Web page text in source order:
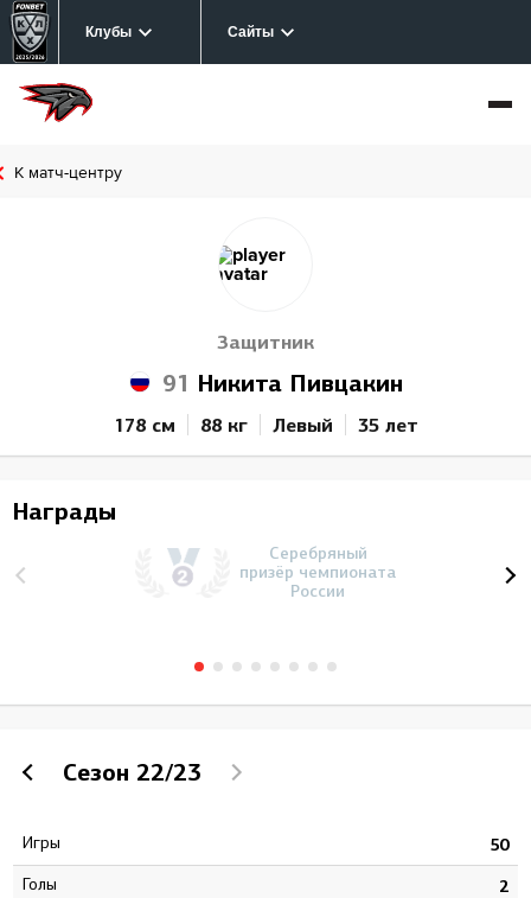
Клубы Сайты
К матч-центру
Защитник
91 Никита Пивцакин
178 см 88 кг Левый 35 лет
Награды
Серебряный
призёр чемпионата
России
Сезон 22/23
Игры 50
Голы 2